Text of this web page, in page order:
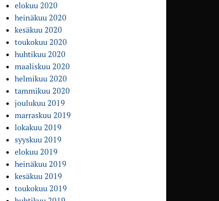
elokuu 2020
heinäkuu 2020
kesäkuu 2020
toukokuu 2020
huhtikuu 2020
maaliskuu 2020
helmikuu 2020
tammikuu 2020
joulukuu 2019
marraskuu 2019
lokakuu 2019
syyskuu 2019
elokuu 2019
heinäkuu 2019
kesäkuu 2019
toukokuu 2019